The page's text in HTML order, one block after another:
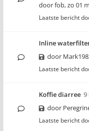
doorfob,zo 01
Laatste bericht
Inline
door
Laatste bericht
Koffie diarree 9
door
Laatste bericht